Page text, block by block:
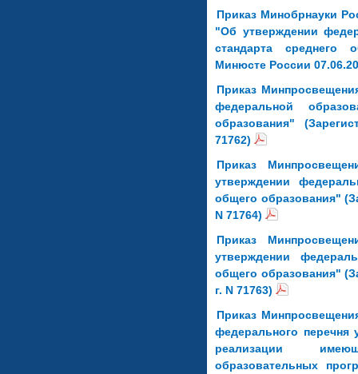
Приказ Минобрнауки
"Об утверждении
стандарта среднего
Минюсте России
Приказ
федеральной
образования"
71762)
Приказ
утверждении
общего образования"
N 71764)
Приказ
утверждении
общего образования"
г. N 71763)
Приказ
федерального перечня
реализации
образовательных